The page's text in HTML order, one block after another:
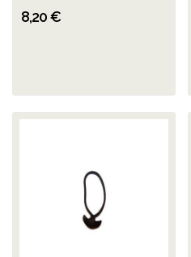
8,20 €